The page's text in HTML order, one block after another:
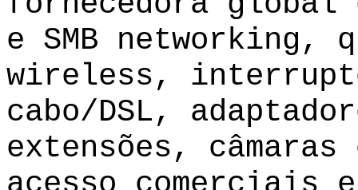
e SMB networking,
wireless,
cabo/DSL,
extensões,